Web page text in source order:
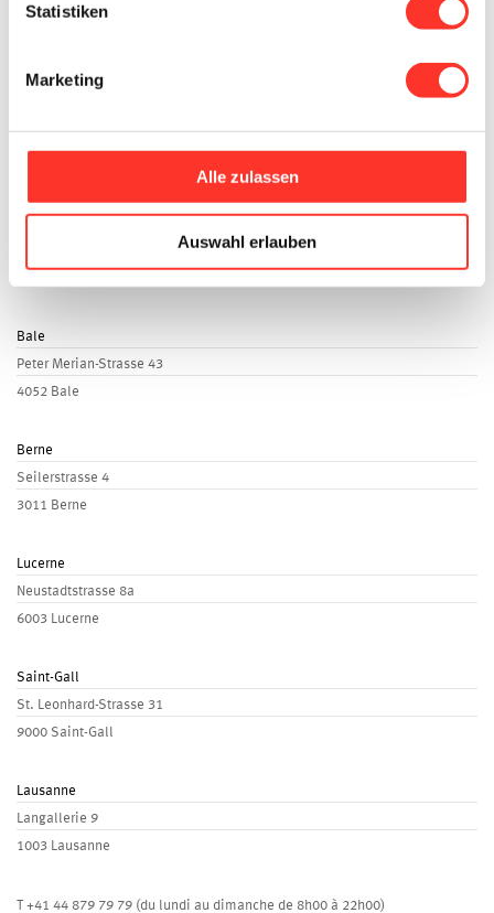
Statistiken
Marketing
Alle zulassen
Auswahl erlauben
Modèles de mission
Bale
Peter Merian-Strasse 43
4052 Bale
Berne
Seilerstrasse 4
3011 Berne
Lucerne
Neustadtstrasse 8a
6003 Lucerne
Saint-Gall
St. Leonhard-Strasse 31
9000 Saint-Gall
Lausanne
Langallerie 9
1003 Lausanne
+41 44 879 79 79 (du lundi au dimanche de 8h00 à 22h00)